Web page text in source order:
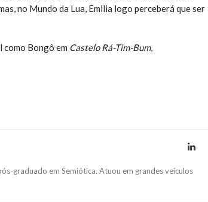
no Mundo da Lua, Emilia logo perceberá que ser
como Bongô em Castelo Rá-Tim-Bum,
graduado em Semiótica. Atuou em grandes veículos